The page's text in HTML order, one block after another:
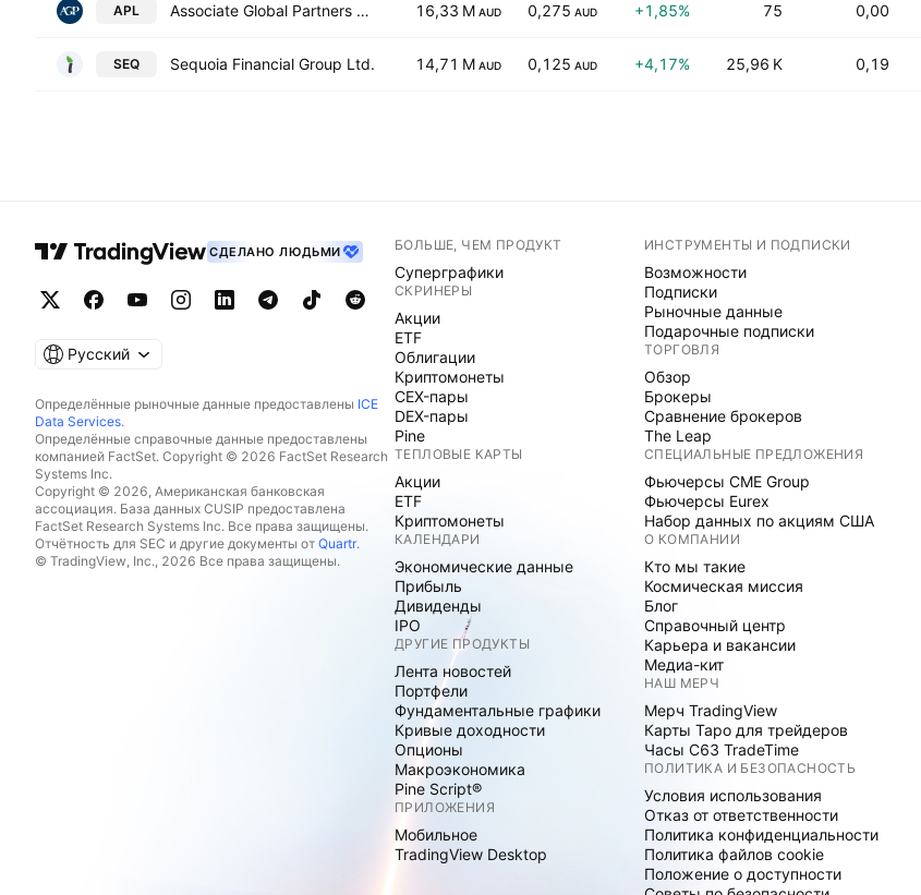
APL Associate Global Partners Limited 16,33 M AUD 0,275 AUD +1,85% 75 0,00
SEQ Sequoia Financial Group Ltd. 14,71 M AUD 0,125 AUD +4,17% 25,96 K 0,19
СДЕЛАНО ЛЮДЬМИ
Русский
Определённые рыночные данные предоставлены ICE
Data Services.
Определённые справочные данные предоставлены
компанией FactSet. Copyright © 2026 FactSet Research
Systems Inc.
Copyright © 2026, Американская банковская
ассоциация. База данных CUSIP предоставлена
FactSet Research Systems Inc. Все права защищены.
Отчётность для SEC и другие документы от Quartr.
© TradingView, Inc., 2026 Все права защищены.
БОЛЬШЕ, ЧЕМ ПРОДУКТ
Суперграфики
СКРИНЕРЫ
Акции
ETF
Облигации
Криптомонеты
CEX-пары
DEX-пары
Pine
ТЕПЛОВЫЕ КАРТЫ
Акции
ETF
Криптомонеты
КАЛЕНДАРИ
Экономические данные
Прибыль
Дивиденды
IPO
ДРУГИЕ ПРОДУКТЫ
Лента новостей
Портфели
Фундаментальные графики
Кривые доходности
Опционы
Макроэкономика
Pine Script®
ПРИЛОЖЕНИЯ
Мобильное
TradingView Desktop
ИНСТРУМЕНТЫ И ПОДПИСКИ
Возможности
Подписки
Рыночные данные
Подарочные подписки
ТОРГОВЛЯ
Обзор
Брокеры
Сравнение брокеров
The Leap
СПЕЦИАЛЬНЫЕ ПРЕДЛОЖЕНИЯ
Фьючерсы CME Group
Фьючерсы Eurex
Набор данных по акциям США
О КОМПАНИИ
Кто мы такие
Космическая миссия
Блог
Справочный центр
Карьера и вакансии
Медиа-кит
НАШ МЕРЧ
Мерч TradingView
Карты Таро для трейдеров
Часы C63 TradeTime
ПОЛИТИКА И БЕЗОПАСНОСТЬ
Условия использования
Отказ от ответственности
Политика конфиденциальности
Политика файлов cookie
Положение о доступности